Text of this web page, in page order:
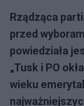
Rządząca
przed
powiedziała
„Tusk i PO
wieku